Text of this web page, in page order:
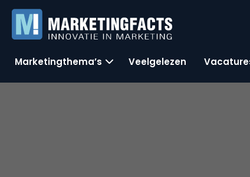
Marketingthema’s Veelgelezen